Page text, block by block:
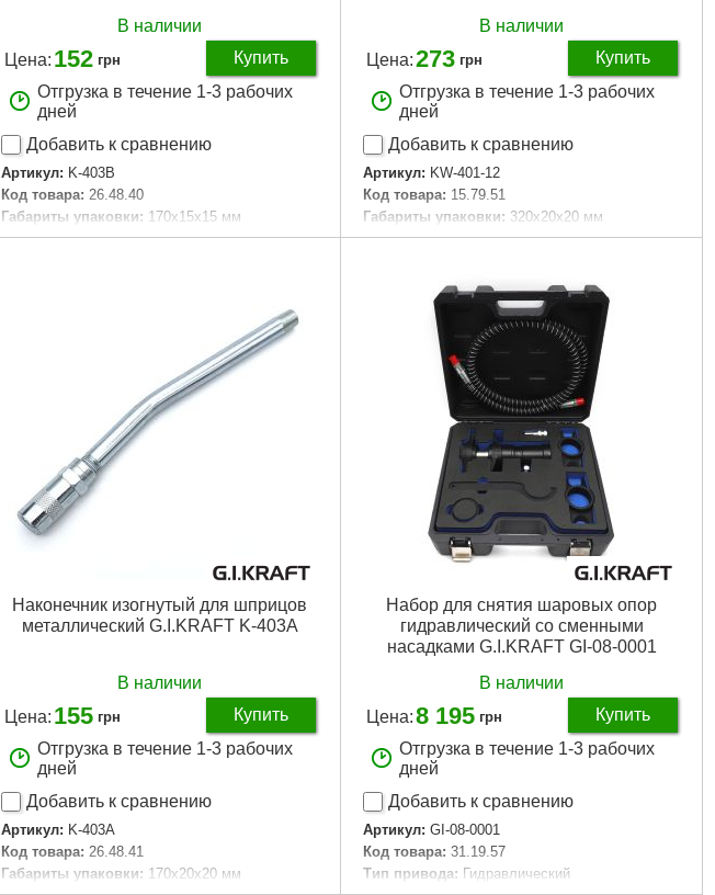
В наличии
Цена: 152 грн
Купить
Отгрузка в течение 1-3 рабочих
дней
Добавить к сравнению
Артикул: K-403B
Код товара: 26.48.40
Габариты упаковки: 170x15x15 мм
Вес брутто: 68 г
В наличии
Цена:273 грн
Купить
Отгрузка в течение 1-3 рабочих
дней
Добавить к сравнению
Артикул: KW-401-12
Код товара: 15.79.51
Габариты упаковки: 320x20x20 мм
Вес брутто: 95 г
Подробнее...
Наконечник изогнутый для шприцов
металлический G.I.KRAFT K-403A
В наличии
Цена: 155 грн
Купить
Отгрузка в течение 1-3 рабочих
дней
Добавить к сравнению
Артикул: K-403A
Код товара: 26.48.41
Габариты упаковки: 170x20x20 мм
Набор для снятия шаровых опор
гидравлический со сменными
насадками G.I.KRAFT GI-08-0001
В наличии
Цена:8 195 грн
Купить
Отгрузка в течение 1-3 рабочих
дней
Добавить к сравнению
Артикул: GI-08-0001
Код товара: 31.19.57
Тип привода: Гидравлический